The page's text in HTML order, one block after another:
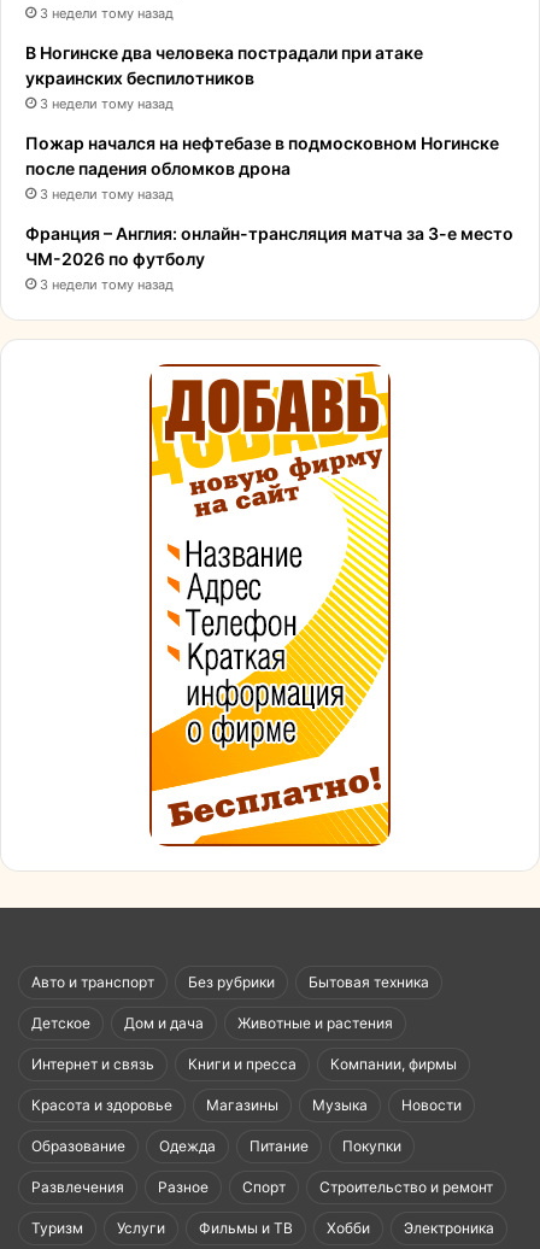
3 недели тому назад
В Ногинске два человека пострадали при атаке
украинских беспилотников
3 недели тому назад
Пожар начался на нефтебазе в подмосковном Ногинске
после падения обломков дрона
3 недели тому назад
Франция – Англия: онлайн-трансляция матча за 3-е место
ЧМ-2026 по футболу
3 недели тому назад
Авто и транспорт Без рубрики Бытовая техника
Детское Дом и дача Животные и растения
Интернет и связь Книги и пресса Компании, фирмы
Красота и здоровье Магазины Музыка Новости
Образование Одежда Питание Покупки
Развлечения Разное Спорт Строительство и ремонт
Туризм Услуги Фильмы и ТВ Хобби Электроника